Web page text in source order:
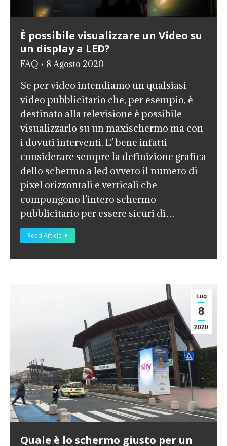
È possibile visualizzare un Video su
un display a LED?
FAQ 8 Agosto 2020
Se per video intendiamo un qualsiasi
video pubblicitario che, per esempio, è
destinato alla televisione è possibile
visualizzarlo su un maxischermo ma con
i dovuti interventi. E’ bene infatti
considerare sempre la definizione grafica
dello schermo a led ovvero il numero di
pixel orizzontali e verticali che
compongono l’intero schermo
pubblicitario per essere sicuri di…
Read Article
Lug
8
2020
Quale è lo schermo giusto per un